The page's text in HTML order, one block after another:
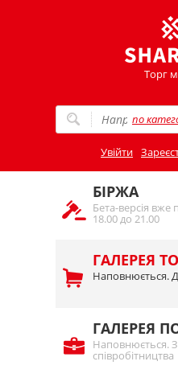
Торг
по
Увійти
БІРЖА
Бета-версія
18.00 до 21.00
ГАЛЕРЕЯ
Наповнюється.
ГАЛЕРЕЯ
Наповнюється.
співробітництва